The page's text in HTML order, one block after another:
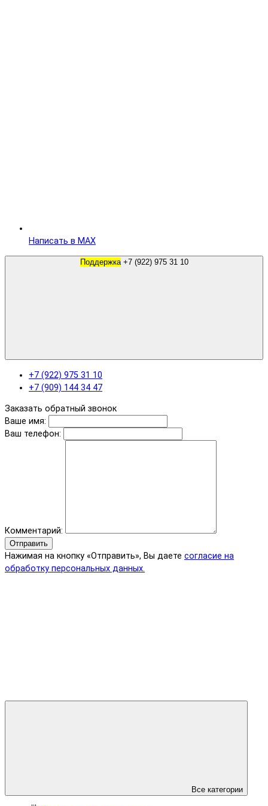
Написать в MAX
Поддержка +7 (922) 975 31 10
+7 (922) 975 31 10
+7 (909) 144 34 47
Заказать обратный звонок
Ваше имя:
Ваш телефон:
Комментарий:
Отправить
Нажимая на кнопку «Отправить», Вы даете согласие на
обработку персональных данных.
Все категории